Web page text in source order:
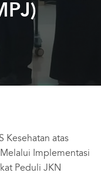
Karir
Customer Care
Optic
Cerita Pasien
Perpustakaan Digital
Kesehatan atas
Implementasi
Peduli JKN